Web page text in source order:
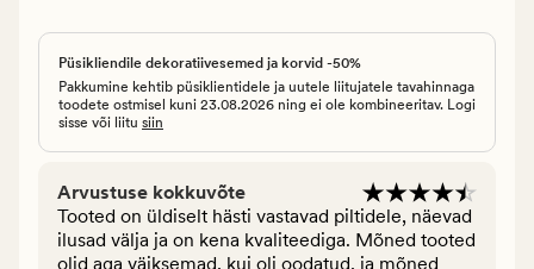
Püsikliendile dekoratiivesemed ja korvid -50%
Pakkumine kehtib püsiklientidele ja uutele liitujatele tavahinnaga
toodete ostmisel kuni 23.08.2026 ning ei ole kombineeritav. Logi
sisse või liitu siin
Arvustuse kokkuvõte
Tooted on üldiselt hästi vastavad piltidele, näevad
ilusad välja ja on kena kvaliteediga. Mõned tooted
olid aga väiksemad, kui oli oodatud, ja mõned